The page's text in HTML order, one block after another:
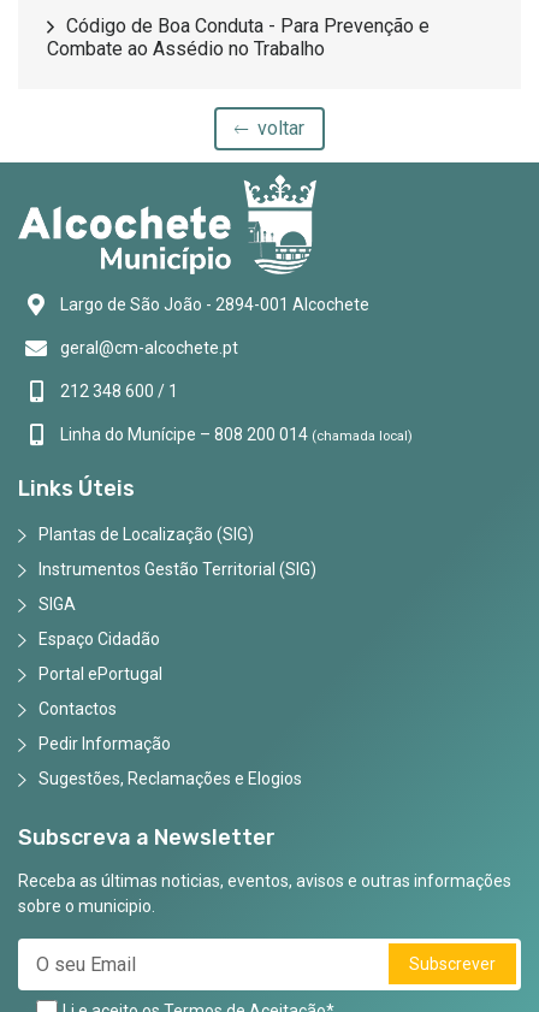
Código de Boa Conduta - Para Prevenção e
Combate ao Assédio no Trabalho
voltar
Largo de São João - 2894-001 Alcochete
geral@cm-alcochete.pt
212 348 600 / 1
Linha do Munícipe – 808 200 014 (chamada local)
Links Úteis
Plantas de Localização (SIG)
Instrumentos Gestão Territorial (SIG)
SIGA
Espaço Cidadão
Portal ePortugal
Contactos
Pedir Informação
Sugestões, Reclamações e Elogios
Subscreva a Newsletter
Receba as últimas noticias, eventos, avisos e outras informações
sobre o municipio.
Subscrever